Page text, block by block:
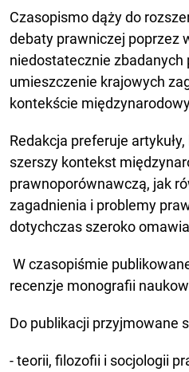
Czasopismo dąży do
debaty prawniczej poprzez
niedostatecznie zbadanych
umieszczenie krajowych
kontekście
Redakcja preferuje
szerszy kontekst
prawnoporównawczą, jak
zagadnienia i problemy
dotychczas szeroko
W czasopiśmie
recenzje monografii
Do publikacji przyjmowane
- teorii, filozofii i socjologii